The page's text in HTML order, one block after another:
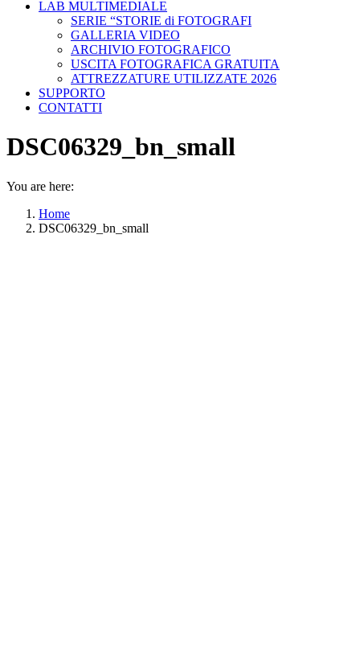
LAB MULTIMEDIALE
SERIE “STORIE di FOTOGRAFI
GALLERIA VIDEO
ARCHIVIO FOTOGRAFICO
USCITA FOTOGRAFICA GRATUITA
ATTREZZATURE UTILIZZATE 2026
SUPPORTO
CONTATTI
DSC06329_bn_small
You are here:
Home
DSC06329_bn_small